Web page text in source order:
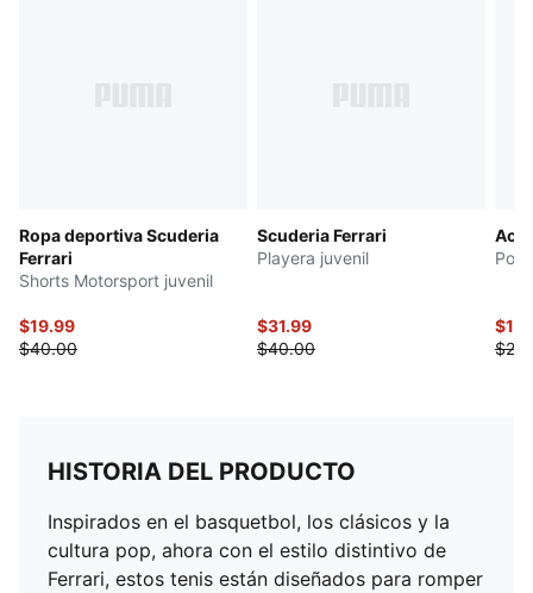
Ropa deportiva Scuderia
Ferrari
Shorts Motorsport juvenil
$19.99
$40.00
Scuderia Ferrari
Playera juvenil
$31.99
$40.00
HISTORIA DEL PRODUCTO
Inspirados en el basquetbol, los clásicos y la
cultura pop, ahora con el estilo distintivo de
Ferrari, estos tenis están diseñados para romper